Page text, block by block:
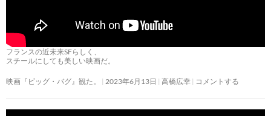
フランスの近未来SFらしく、
スチールにしても美しい映画だ。
映画『ビッグ・バグ』観た。 2023年6月13日 高橋広幸 コメントする